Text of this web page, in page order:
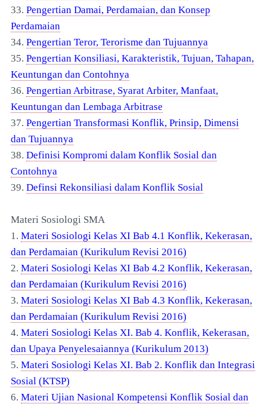
33. Pengertian Damai, Perdamaian, dan Konsep
Perdamaian
34. Pengertian Teror, Terorisme dan Tujuannya
35. Pengertian Konsiliasi, Karakteristik, Tujuan, Tahapan,
Keuntungan dan Contohnya
36. Pengertian Arbitrase, Syarat Arbiter, Manfaat,
Keuntungan dan Lembaga Arbitrase
37. Pengertian Transformasi Konflik, Prinsip, Dimensi
dan Tujuannya
38. Definisi Kompromi dalam Konflik Sosial dan
Contohnya
39. Definsi Rekonsiliasi dalam Konflik Sosial
Materi Sosiologi SMA
1. Materi Sosiologi Kelas XI Bab 4.1 Konflik, Kekerasan,
dan Perdamaian (Kurikulum Revisi 2016)
2. Materi Sosiologi Kelas XI Bab 4.2 Konflik, Kekerasan,
dan Perdamaian (Kurikulum Revisi 2016)
3. Materi Sosiologi Kelas XI Bab 4.3 Konflik, Kekerasan,
dan Perdamaian (Kurikulum Revisi 2016)
4. Materi Sosiologi Kelas XI. Bab 4. Konflik, Kekerasan,
dan Upaya Penyelesaiannya (Kurikulum 2013)
5. Materi Sosiologi Kelas XI. Bab 2. Konflik dan Integrasi
Sosial (KTSP)
6. Materi Ujian Nasional Kompetensi Konflik Sosial dan